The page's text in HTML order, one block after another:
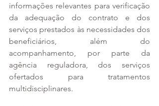
informações relevantes para verificação
da adequação do contrato e dos
serviços prestados às necessidades dos
beneficiários, além do
acompanhamento, por parte da
agência reguladora, dos serviços
ofertados para tratamentos
multidisciplinares.